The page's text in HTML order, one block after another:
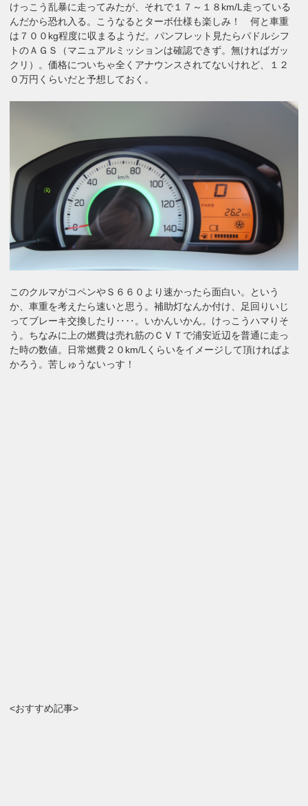
けっこう乱暴に走ってみたが、それで１７～１８km/L走っている
んだから恐れ入る。こうなるとターボ仕様も楽しみ！ 何と車重
は７００kg程度に収まるようだ。パンフレット見たらパドルシフ
トのＡＧＳ（マニュアルミッションは確認できず。無ければガッ
クリ）。価格についちゃ全くアナウンスされてないけれど、１２
０万円くらいだと予想しておく。
このクルマがコペンやＳ６６０より速かったら面白い。という
か、車重を考えたら速いと思う。補助灯なんか付け、足回りいじ
ってブレーキ交換したり‥‥。いかんいかん。けっこうハマりそ
う。ちなみに上の燃費は売れ筋のＣＶＴで浦安近辺を普通に走っ
た時の数値。日常燃費２０km/Lくらいをイメージして頂ければよ
かろう。苦しゅうないっす！
<おすすめ記事>